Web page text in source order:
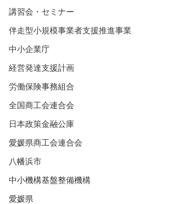
講習会・セミナー
伴走型小規模事業者支援推進事業
中小企業庁
経営発達支援計画
労働保険事務組合
全国商工会連合会
日本政策金融公庫
愛媛県商工会連合会
八幡浜市
中小機構基盤整備機構
愛媛県